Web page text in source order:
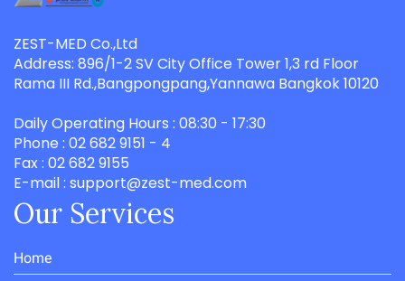
ZEST-MED Co.,Ltd
Address: 896/1-2 SV City Office Tower 1,3 rd Floor
Rama III Rd.,Bangpongpang,Yannawa Bangkok 10120
Daily Operating Hours : 08:30 - 17:30
Phone : 02 682 9151 - 4
Fax : 02 682 9155
E-mail : support@zest-med.com
Our Services
Home